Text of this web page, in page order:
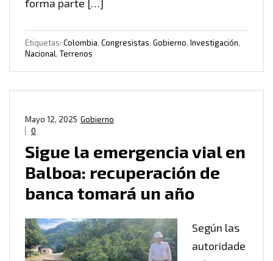
forma parte […]
Etiquetas: Colombia, Congresistas, Gobierno, Investigación,
Nacional, Terrenos
Gobierno
Mayo 12, 2025
0
Sigue la emergencia vial en
Balboa: recuperación de
banca tomará un año
Según las
autoridade